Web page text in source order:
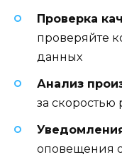
Проверка
проверяйте
данных
Анализ
за скоростью
оповещения